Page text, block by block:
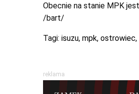
Obecnie na stanie MPK
/bart/
Tagi: isuzu, mpk, ostrowiec,
reklama